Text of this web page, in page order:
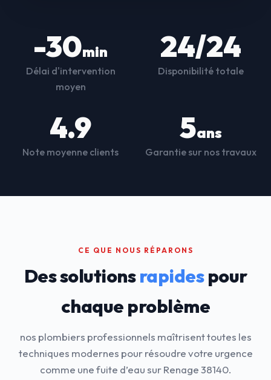
-30min
Délai d'intervention
moyen
24/24
Disponibilité totale
4.9
Note moyenne clients
5ans
Garantie sur nos travaux
CE QUE NOUS RÉPARONS
Des solutionsrapidespour
chaque problème
nos plombiers professionnels maîtrisent toutes les
techniques modernes pour résoudre votre urgence
comme une fuite d’eau sur Renage 38140.